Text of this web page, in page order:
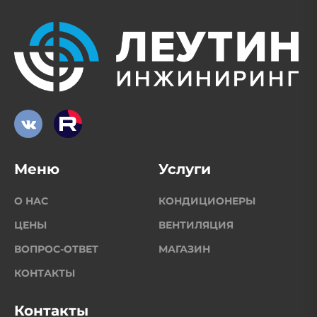
Контакты
Меню
О НАС
ЦЕНЫ
ВОПРОС-ОТВЕТ
КОНТАКТЫ
Услуги
КОНДИЦИОНЕРЫ
ВЕНТИЛЯЦИЯ
МАГАЗИН